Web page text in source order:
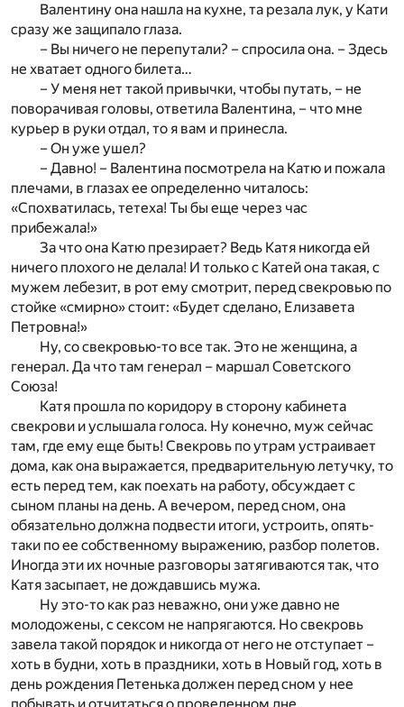
Валентину она нашла на кухне, та резала лук, у Кати
сразу же защипало глаза.
– Вы ничего не перепутали? – спросила она. – Здесь
не хватает одного билета…
– У меня нет такой привычки, чтобы путать, – не
поворачивая головы, ответила Валентина, – что мне
курьер в руки отдал, то я вам и принесла.
– Он уже ушел?
– Давно! – Валентина посмотрела на Катю и пожала
плечами, в глазах ее определенно читалось:
«Спохватилась, тетеха! Ты бы еще через час
прибежала!»
За что она Катю презирает? Ведь Катя никогда ей
ничего плохого не делала! И только с Катей она такая, с
мужем лебезит, в рот ему смотрит, перед свекровью по
стойке «смирно» стоит: «Будет сделано, Елизавета
Петровна!»
Ну, со свекровью-то все так. Это не женщина, а
генерал. Да что там генерал – маршал Советского
Союза!
Катя прошла по коридору в сторону кабинета
свекрови и услышала голоса. Ну конечно, муж сейчас
там, где ему еще быть! Свекровь по утрам устраивает
дома, как она выражается, предварительную летучку, то
есть перед тем, как поехать на работу, обсуждает с
сыном планы на день. А вечером, перед сном, она
обязательно должна подвести итоги, устроить, опять-
таки по ее собственному выражению, разбор полетов.
Иногда эти их ночные разговоры затягиваются так, что
Катя засыпает, не дождавшись мужа.
Ну это-то как раз неважно, они уже давно не
молодожены, с сексом не напрягаются. Но свекровь
завела такой порядок и никогда от него не отступает –
хоть в будни, хоть в праздники, хоть в Новый год, хоть в
день рождения Петенька должен перед сном у нее